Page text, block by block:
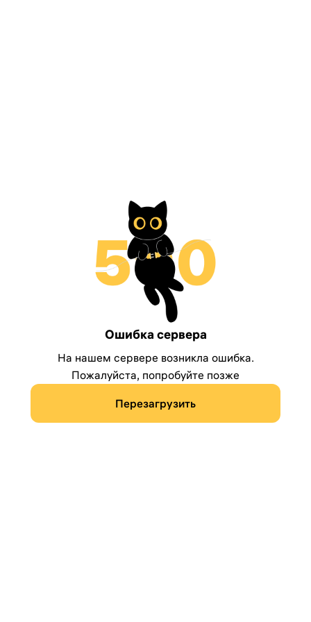
Ошибка сервера
На нашем сервере возникла ошибка.
Пожалуйста, попробуйте позже
Перезагрузить